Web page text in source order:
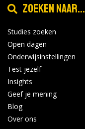
Zoeken naar...
Studies zoeken
Open dagen
Onderwijsinstellingen
Test jezelf
Insights
Geef je mening
Blog
Over ons